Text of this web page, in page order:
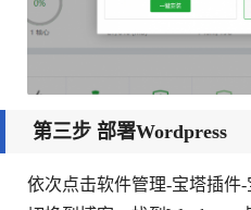
第三步 部署Wordpress
依次点击软件管理-宝塔插件-